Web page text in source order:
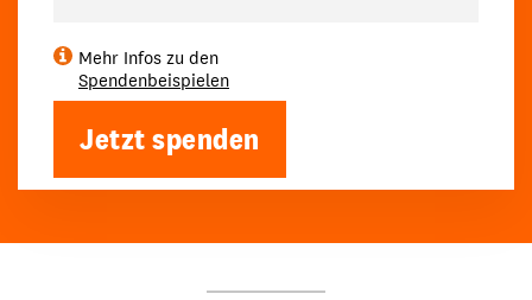
Mehr Infos zu den
Spendenbeispielen
Jetzt spenden